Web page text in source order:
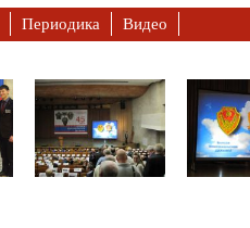
Периодика Видео